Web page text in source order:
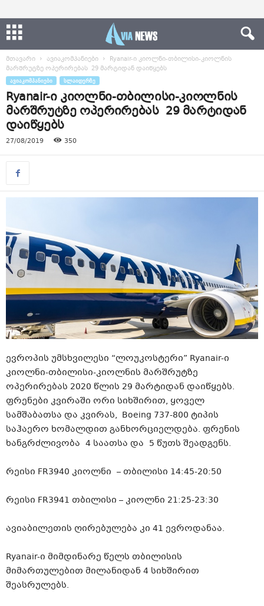
მთავარი ავიაკომპანიები
Ryanair​-ი კიოლნი-თბილისი-კიოლნის
მარშრუტზე ოპერირებას 29 მარტიდან დაიწყებს
ᲐᲕᲘᲐᲙᲝᲛᲞᲐᲜᲘᲔᲑᲘ ᲡᲚᲐᲘᲓᲔᲠᲖᲔ
Ryanair​-ი კიოლნი-თბილისი-კიოლნის
მარშრუტზე ოპერირებას 29 მარტიდან
დაიწყებს
27/08/2019 350
ევროპის უმსხვილესი “ლოუკოსტერი” Ryanair​-ი
კიოლნი-თბილისი-კიოლნის მარშრუტზე
ოპერირებას 2020 წლის 29 მარტიდან დაიწყებს.
ფრენები კვირაში ორი სიხშირით, ყოველ
სამშაბათსა და კვირას, ​ Boeing 737-800 ტიპის
საჰაერო ხომალდით განხორციელდება. ფრენის
ხანგრძლივობა 4 საათსა და 5 წუთს შეადგენს.
რეისი FR3940 კიოლნი – თბილისი 14:45-20:50
რეისი FR3941 თბილისი – კიოლნი 21:25-23:30
ავიაბილეთის ღირებულება კი 41 ევროდანაა.
Ryanair​-ი მიმდინარე წელს თბილისის
მიმართულებით მილანიდან 4 სიხშირით
შეასრულებს.